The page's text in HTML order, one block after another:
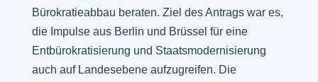
Bürokratieabbau beraten. Ziel des Antrags war es,
die Impulse aus Berlin und Brüssel für eine
Entbürokratisierung und Staatsmodernisierung
auch auf Landesebene aufzugreifen. Die